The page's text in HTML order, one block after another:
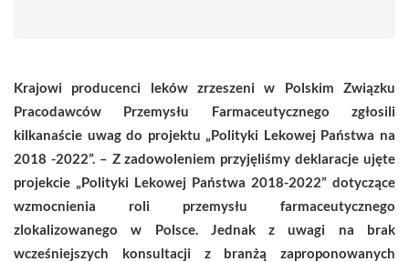
Krajowi producenci leków zrzeszeni w Polskim Związku
Pracodawców Przemysłu Farmaceutycznego zgłosili
kilkanaście uwag do projektu „Polityki Lekowej Państwa na
2018 -2022”. – Z zadowoleniem przyjęliśmy deklaracje ujęte
projekcie „Polityki Lekowej Państwa 2018-2022” dotyczące
wzmocnienia roli przemysłu farmaceutycznego
zlokalizowanego w Polsce. Jednak z uwagi na brak
wcześniejszych konsultacji z branżą zaproponowanych